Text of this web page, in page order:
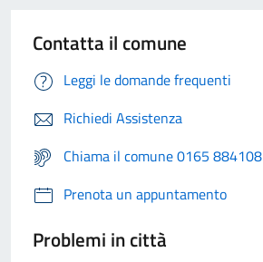
Contatta il comune
Leggi le domande frequenti
Richiedi Assistenza
Chiama il comune 0165 884108
Prenota un appuntamento
Problemi in città